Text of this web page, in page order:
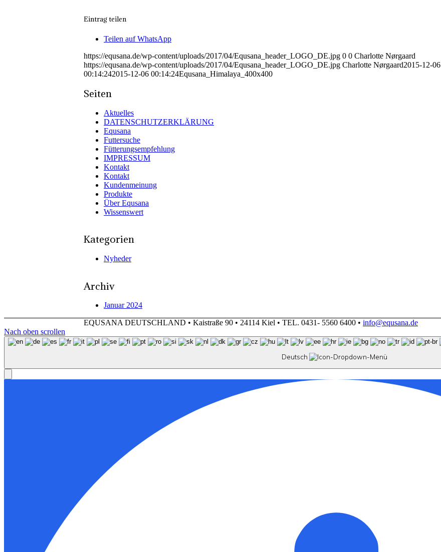
Eintrag teilen
Teilen auf WhatsApp
https://equsana.de/wp-content/uploads/2017/04/Equsana_header_LOGO_DE.jpg 0 0 Charlotte Nørgaard
https://equsana.de/wp-content/uploads/2017/04/Equsana_header_LOGO_DE.jpg Charlotte Nørgaard2015-12-06
00:14:242015-12-06 00:14:24Equsana_Himalaya_400x400
Seiten
Aktuelles
DATENSCHUTZERKLÄRUNG
Equsana
Futtersuche
Fütterungsempfehlung
IMPRESSUM
Kontakt
Kontakt
Kundenmeinung
Produkte
Über Equsana
Wissenswert
Kategorien
Nyheder
Archiv
Januar 2024
EQUSANA DEUTSCHLAND • Kaistraße 90 • 24114 Kiel • TEL. 0431- 5560 6400 • info@equsana.de
Nach oben scrollen
Deutsch